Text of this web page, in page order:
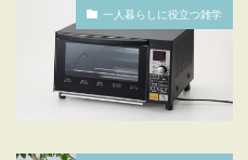
一人暮らしに役立つ雑学